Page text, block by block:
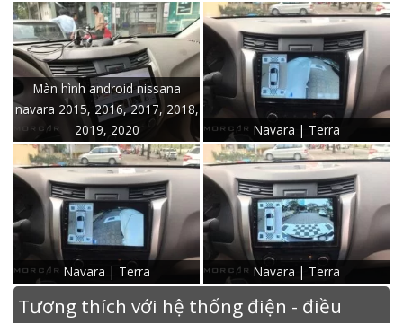
Màn hình android nissana
navara 2015, 2016, 2017, 2018,
2019, 2020
Navara | Terra
Navara | Terra Navara | Terra
Tương thích với hệ thống điện - điều